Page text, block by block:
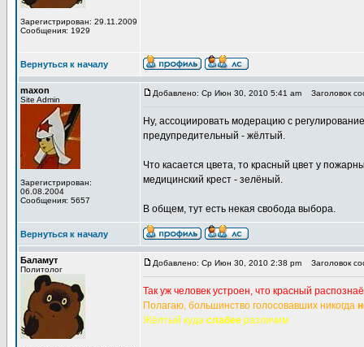
Зарегистрирован: 29.11.2009
Сообщения: 1929
Вернуться к началу
maxon
Site Admin
Зарегистрирован:
06.08.2004
Сообщения: 5657
Добавлено: Ср Июн 30, 2010 5:41 am Заголовок
Ну, ассоциировать модерацию с
предупредительный - жёлтый.
Что касается цвета, то красный цвет у
медицинский крест - зелёный.
В общем, тут есть некая свобода выбора.
Вернуться к началу
Баламут
Политолог
Добавлено: Ср Июн 30, 2010 2:38 pm Заголовок
Так уж человек устроен, что красный
Полагаю, большинство голосовавших никогда
Жёлтый куда слабее различим